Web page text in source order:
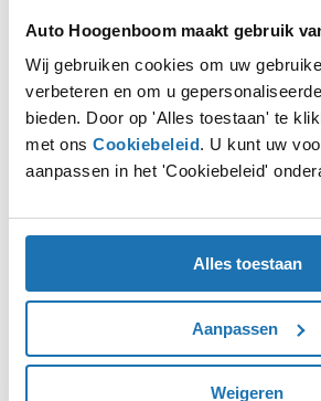
Auto Hoogenboom maakt gebruik
Wij gebruiken cookies om uw
verbeteren en om u
bieden. Door op 'Alles toestaan' te
met ons Cookiebeleid. U kunt uw
aanpassen in het 'Cookiebeleid'
Alles toestaan
Aanpassen
Weigeren
Application error: aclient-side
loadingwww.autohoogenboom.nl (see
more information).